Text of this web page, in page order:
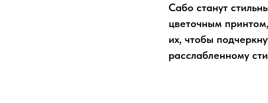
Сабо станут
цветочным
их, чтобы
расслабленному